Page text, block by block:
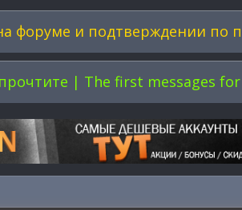
форуме и подтверждении по
| The first messages